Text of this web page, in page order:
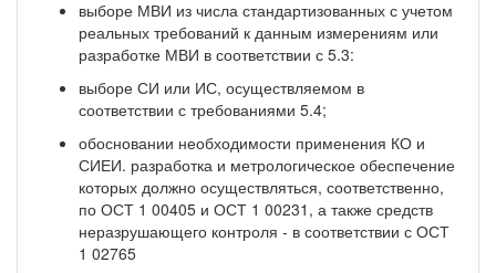
выборе МВИ из числа стандартизованных с учетом
реальных требований к данным измерениям или
разработке МВИ в соответствии с 5.3:
выборе СИ или ИС, осуществляемом в
соответствии с требованиями 5.4;
обосновании необходимости применения КО и
СИЕИ. разработка и метрологическое обеспечение
которых должно осуществляться, соответственно,
по ОСТ 1 00405 и ОСТ 1 00231, а также средств
неразрушающего контроля - в соответствии с ОСТ
1 02765